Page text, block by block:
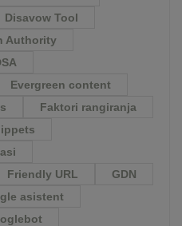
Disavow Tool
Authority
Evergreen content
Faktori rangiranja
Friendly URL
GDN
asistent